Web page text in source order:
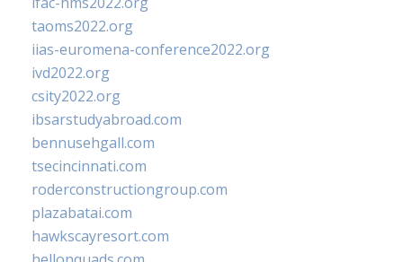
taoms2022.org
iias-euromena-conference2022.org
ivd2022.org
csity2022.org
ibsarstudyabroad.com
bennusehgall.com
tsecincinnati.com
roderconstructiongroup.com
plazabatai.com
hawkscayresort.com